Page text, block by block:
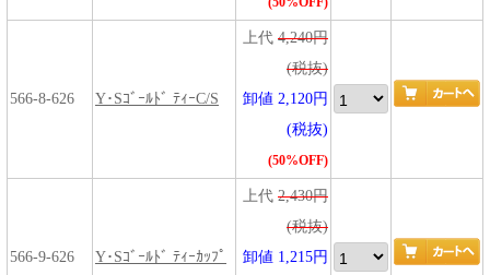
566-8-626 Y･Sｺﾞｰﾙﾄﾞ ﾃｨｰC/S
上代 4,240円
(税抜)
卸値 2,120円
(税抜)
(50%OFF)
566-9-626 Y･Sｺﾞｰﾙﾄﾞ ﾃｨｰｶｯﾌﾟ
上代 2,430円
(税抜)
卸値 1,215円